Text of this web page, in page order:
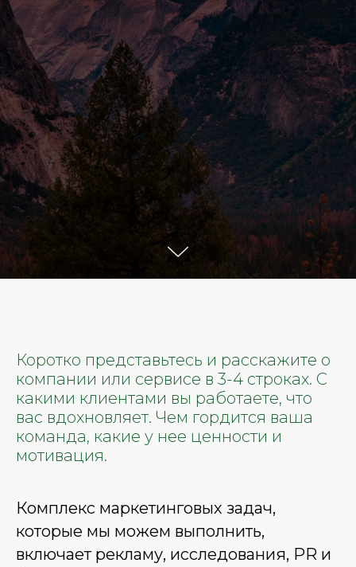
Коротко представьтесь и расскажите о
компании или сервисе в 3-4 строках. С
какими клиентами вы работаете, что
вас вдохновляет. Чем гордится ваша
команда, какие у нее ценности и
мотивация.
Комплекс маркетинговых задач,
которые мы можем выполнить,
включает рекламу, исследования, PR и